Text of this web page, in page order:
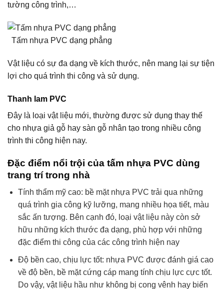
tường công trình,…
Tấm nhựa PVC dạng phẳng
Vật liệu có sự đa dạng về kích thước, nên mang lại sự tiện
lợi cho quá trình thi công và sử dụng.
Thanh lam PVC
Đây là loại vật liệu mới, thường được sử dụng thay thế
cho nhựa giả gỗ hay sàn gỗ nhân tạo trong nhiều công
trình thi công hiện nay.
Đặc điểm nổi trội của tấm nhựa PVC dùng
trang trí trong nhà
Tính thẩm mỹ cao: bề mặt nhựa PVC trải qua những
quá trình gia công kỹ lưỡng, mang nhiều họa tiết, màu
sắc ấn tượng. Bên cạnh đó, loại vật liệu này còn sở
hữu những kích thước đa dạng, phù hợp với những
đặc điểm thi công của các công trình hiện nay
Độ bền cao, chịu lực tốt: nhựa PVC được đánh giá cao
về độ bền, bề mặt cứng cáp mang tính chịu lực cực tốt.
Do vậy, vật liệu hầu như không bị cong vênh hay biến